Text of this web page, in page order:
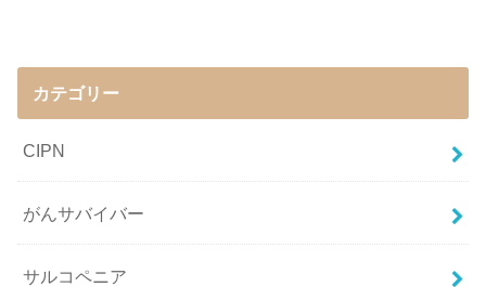
カテゴリー
CIPN
がんサバイバー
サルコペニア